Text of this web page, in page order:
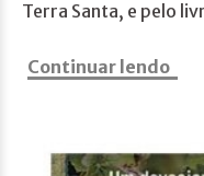
Terra Santa, e pelo
Continuar lendo